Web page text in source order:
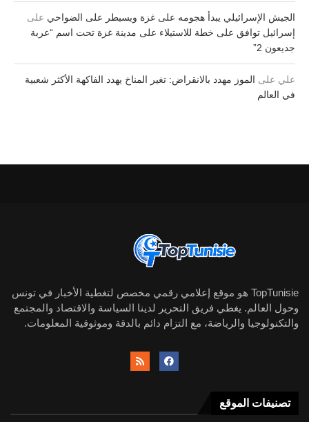
الجيش الإسرائيلي يبدأ هجومه على غزة ويسيطر على الضواحي على
إسرائيل توافق على خطة للاستيلاء على مدينة غزة تحت اسم “عربة
جديعون 2”
علي على الموز مهدد بالانقراض: تغير المناخ يهدد الفاكهة الأكثر شعبية
في العالم
TopTunisie هو موقع إعلامي رقمي مخصص لتغطية الأخبار في تونس
وحول العالم. يغطي فريق التحرير لدينا السياسة والاقتصاد والمجتمع
والتكنولوجيا والرياضة، مع التزام دائم بالدقة وموثوقية المعلومات.
تصنيفات الموقع